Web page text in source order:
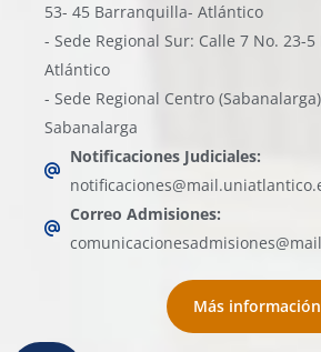
53- 45 Barranquilla- Atlántico
- Sede Regional Sur: Calle 7 No. 23-
Atlántico
- Sede Regional Centro
Sabanalarga
Notificaciones Judiciales:
Correo Admisiones:
Más información